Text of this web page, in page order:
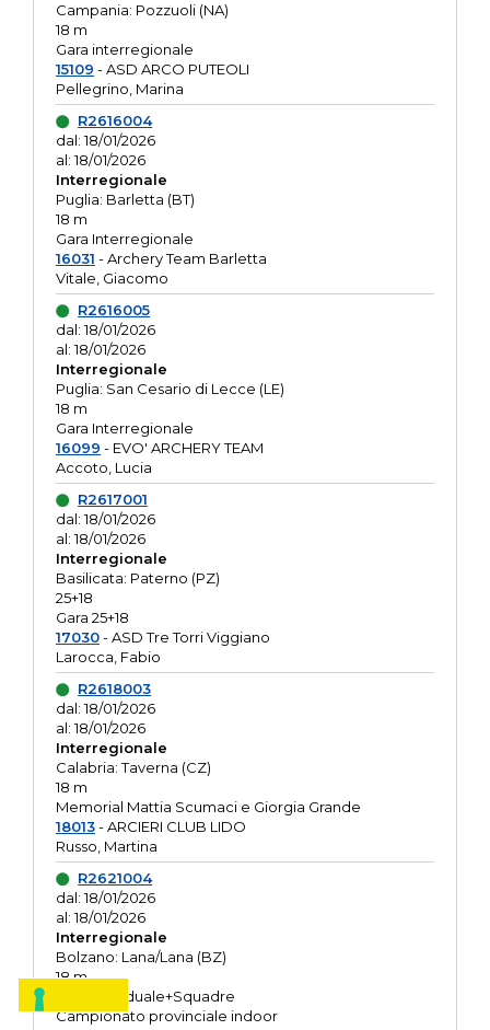
Campania: Pozzuoli (NA)
18 m
Gara interregionale
15109 - ASD ARCO PUTEOLI
Pellegrino, Marina
R2616004
dal: 18/01/2026
al: 18/01/2026
Interregionale
Puglia: Barletta (BT)
18 m
Gara Interregionale
16031 - Archery Team Barletta
Vitale, Giacomo
R2616005
dal: 18/01/2026
al: 18/01/2026
Interregionale
Puglia: San Cesario di Lecce (LE)
18 m
Gara Interregionale
16099 - EVO' ARCHERY TEAM
Accoto, Lucia
R2617001
dal: 18/01/2026
al: 18/01/2026
Interregionale
Basilicata: Paterno (PZ)
25+18
Gara 25+18
17030- ASD Tre Torri Viggiano
Larocca, Fabio
R2618003
dal: 18/01/2026
al: 18/01/2026
Interregionale
Calabria: Taverna (CZ)
18 m
Memorial Mattia Scumaci e Giorgia Grande
18013- ARCIERI CLUB LIDO
Russo, Martina
R2621004
dal: 18/01/2026
al: 18/01/2026
Interregionale
Bolzano: Lana/Lana (BZ)
18 m
O.R. Individuale+Squadre
Campionato provinciale indoor